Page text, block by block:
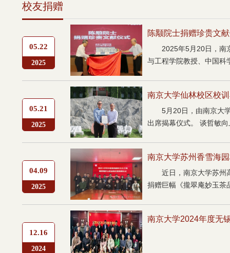
校友捐赠
05.22
2025
陈颙院士捐赠珍贵文
2025年5月20日，南
与工程学院教授、中国科
05.21
2025
南京大学仙林校区校
5月20日，由南京大
出席揭幕仪式。 谈哲敏
04.09
2025
南京大学苏州香雪海
近日，南京大学苏
捐赠巨幅《攏翠庵妙玉茶
12.16
2024
南京大学2024年度无